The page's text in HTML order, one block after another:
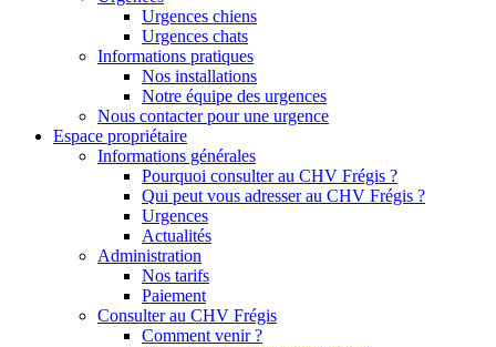
Urgences chiens
Urgences chats
Informations pratiques
Nos installations
Notre équipe des urgences
Nous contacter pour une urgence
Espace propriétaire
Informations générales
Pourquoi consulter au CHV Frégis ?
Qui peut vous adresser au CHV Frégis ?
Urgences
Actualités
Administration
Nos tarifs
Paiement
Consulter au CHV Frégis
Comment venir ?